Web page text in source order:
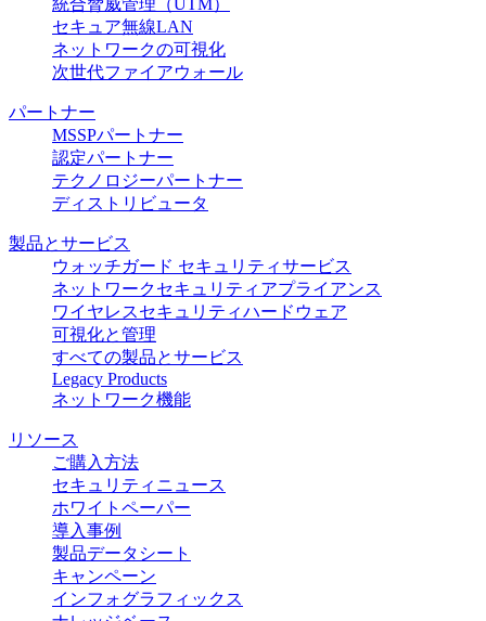
セキュア無線LAN
ネットワークの可視化
次世代ファイアウォール
パートナー
MSSPパートナー
認定パートナー
テクノロジーパートナー
ディストリビュータ
製品とサービス
ウォッチガード セキュリティサービス
ネットワークセキュリティアプライアンス
ワイヤレスセキュリティハードウェア
可視化と管理
すべての製品とサービス
Legacy Products
ネットワーク機能
リソース
ご購入方法
セキュリティニュース
ホワイトペーパー
導入事例
製品データシート
キャンペーン
インフォグラフィックス